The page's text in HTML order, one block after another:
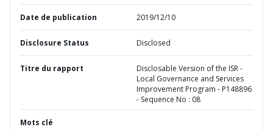
Date de publication 2019/12/10
Disclosure Status Disclosed
Titre du rapport
Disclosable Version of the ISR -
Local Governance and Services
Improvement Program - P148896
- Sequence No : 08
Mots clé